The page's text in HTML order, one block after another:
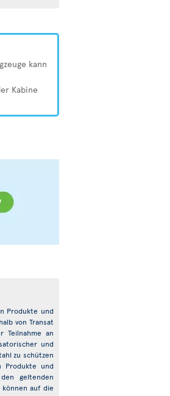
kann
Kabine
Produkte und
von Transat
Teilnahme an
und
zu schützen
Produkte und
geltenden
auf die